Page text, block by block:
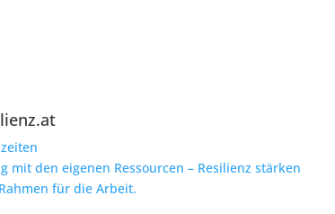
mit den eigenen Ressourcen – Resilienz stärken
für die Arbeit.